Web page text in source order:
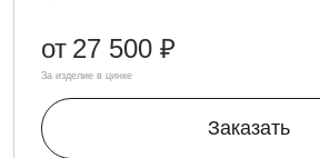
от 27 500 ₽
За изделие в цинке
Заказать